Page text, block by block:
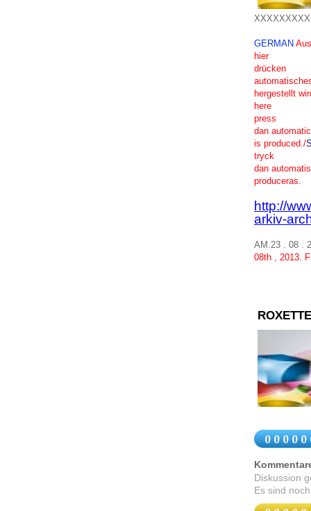
GERMAN
hier
drücken
hergestellt
here
press
dan automatic
is produced./
tryck
dan
produceras.
http://
arkiv-
AM.23 . 08 .
08th , 2013.
Diskussion
Es sind